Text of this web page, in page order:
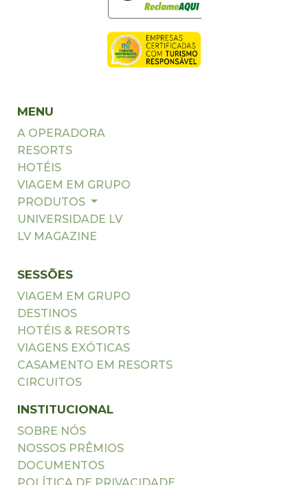
MENU
A OPERADORA
RESORTS
HOTÉIS
VIAGEM EM GRUPO
PRODUTOS
UNIVERSIDADE LV
LV MAGAZINE
SESSÕES
VIAGEM EM GRUPO
DESTINOS
HOTÉIS & RESORTS
VIAGENS EXÓTICAS
CASAMENTO EM RESORTS
CIRCUITOS
INSTITUCIONAL
SOBRE NÓS
NOSSOS PRÊMIOS
DOCUMENTOS